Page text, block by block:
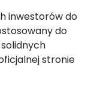
inwestorów do
do
stronie